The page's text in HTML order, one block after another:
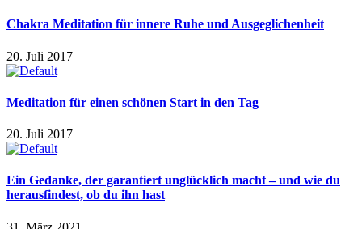
Chakra Meditation für innere Ruhe und Ausgeglichenheit
20. Juli 2017
Meditation für einen schönen Start in den Tag
20. Juli 2017
Ein Gedanke, der garantiert unglücklich macht – und wie du
herausfindest, ob du ihn hast